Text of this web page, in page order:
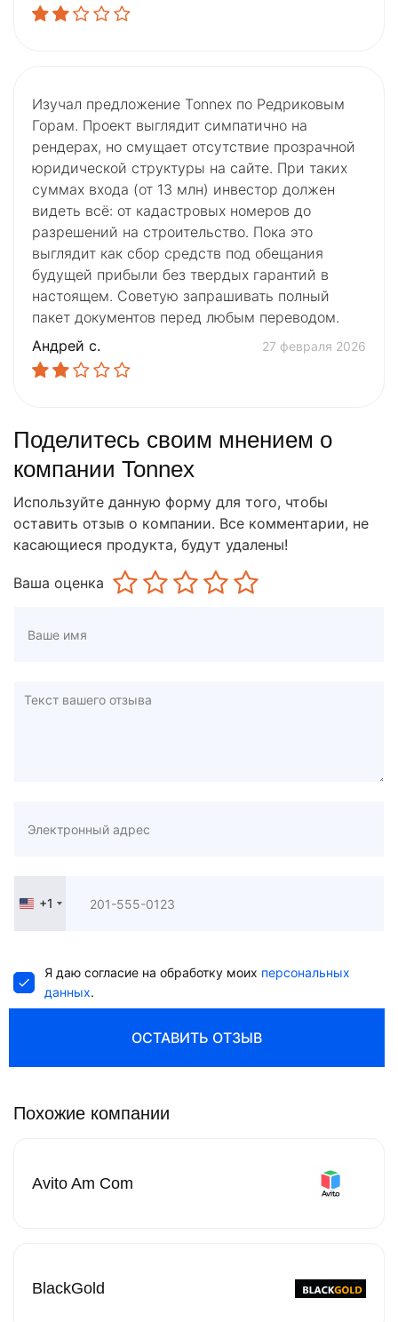
Изучал предложение Tonnex по Редриковым
Горам. Проект выглядит симпатично на
рендерах, но смущает отсутствие прозрачной
юридической структуры на сайте. При таких
суммах входа (от 13 млн) инвестор должен
видеть всё: от кадастровых номеров до
разрешений на строительство. Пока это
выглядит как сбор средств под обещания
будущей прибыли без твердых гарантий в
настоящем. Советую запрашивать полный
пакет документов перед любым переводом.
Андрей с.
27 февраля 2026
Поделитесь своим мнением о
компании Tonnex
Используйте данную форму для того, чтобы
оставить отзыв о компании. Все комментарии, не
касающиеся продукта, будут удалены!
Ваша оценка
United
+1
Я даю согласие на обработку моих персональных
данных.
ОСТАВИТЬ ОТЗЫВ
Похожие компании
Avito Am Com
BlackGold